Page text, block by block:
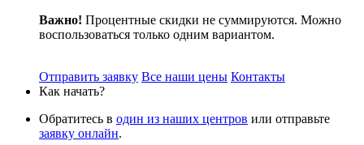
Важно! Процентные скидки не суммируются. Можно
воспользоваться только одним вариантом.
Отправить заявку Все наши цены Контакты
Как начать?
Обратитесь в один из наших центров или отправьте
заявку онлайн.